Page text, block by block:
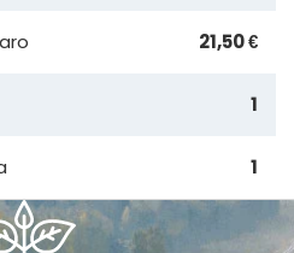
21,50 €
1
1